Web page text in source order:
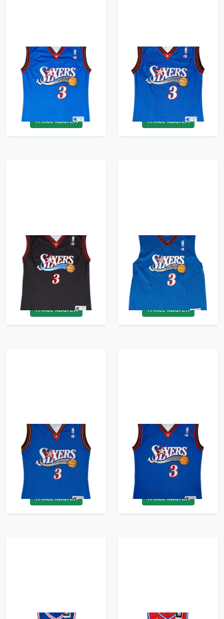
1999-00 Philadelphia
76ers Iverson #3
Champion Alternate
Jersey - 9/10 - (S)
95.99£ · ca. €113
Trikot kaufen
1999-00 Philadelphia
76ers Iverson #3
Champion Alternate
Jersey - 9/10 - (S)
95.99£ · ca. €113
Trikot kaufen
2000-06 Philadelphia
76ers Iverson #3
Champion Away
Jersey - 8/10 - (L)
Trikot kaufen
2000-02 Philadelphia
76ers Iverson #3
Champion Alternate
Jersey - 9/10 - (M)
Trikot kaufen
1999-00 Philadelphia
76ers Iverson #3
Champion Alternate
Jersey - 8/10 - (S)
95.99£ · ca. €113
Trikot kaufen
1999-00 Philadelphia
76ers Iverson #3
Champion Alternate
Jersey - 8/10 - (S)
95.99£ · ca. €113
Trikot kaufen